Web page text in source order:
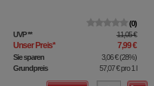
0
UVP** 11,05 €
Unser Preis* 7,99 €
Sie sparen 3,06 €(28%)
Grundpreis
57,07 €pro 1 l